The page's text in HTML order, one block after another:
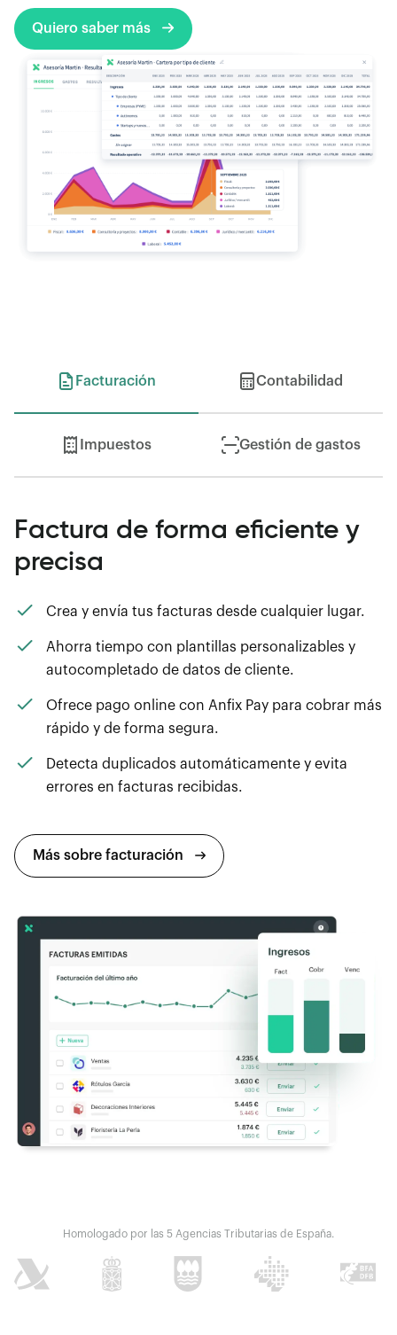
Quiero saber más
Facturación Contabilidad
Impuestos Gestión de gastos
Factura de forma eficiente y
precisa
Crea y envía tus facturas desde cualquier lugar.
Ahorra tiempo con plantillas personalizables y
autocompletado de datos de cliente.
Ofrece pago online con Anfix Pay para cobrar más
rápido y de forma segura.
Detecta duplicados automáticamente y evita
errores en facturas recibidas.
Más sobre facturación
Homologado por las 5 Agencias Tributarias de España.